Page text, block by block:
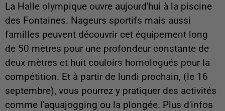
La Halle olympique ouvre aujourd'hui à la piscine
des Fontaines. Nageurs sportifs mais aussi
familles peuvent découvrir cet équipement long
de 50 mètres pour une profondeur constante de
deux mètres et huit couloirs homologués pour la
compétition. Et à partir de lundi prochain, (le 16
septembre), vous pourrez y pratiquer des activités
comme l'aquajogging ou la plongée. Plus d'infos